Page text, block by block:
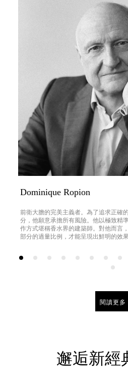
Dominique Ropion
前衛大膽的完美主義者。為了追求正確
分，他願意承擔所有風險。他以極致精
作方式堪稱香水界的建築師。對他而言
部分的過量比例，才能呈現出鮮明的效果
閱讀更多
邂逅新經